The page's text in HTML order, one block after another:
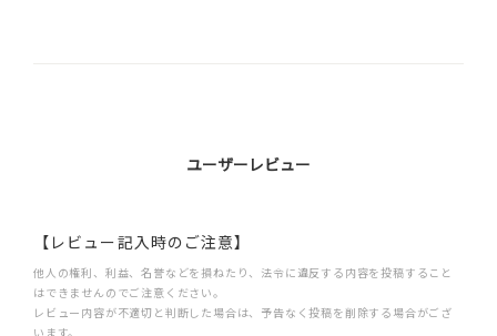
ユーザーレビュー
【レビュー記入時のご注意】
他人の権利、利益、名誉などを損ねたり、法令に違反する内容を投稿すること
はできませんのでご注意ください。
レビュー内容が不適切と判断した場合は、予告なく投稿を削除する場合がござ
います。